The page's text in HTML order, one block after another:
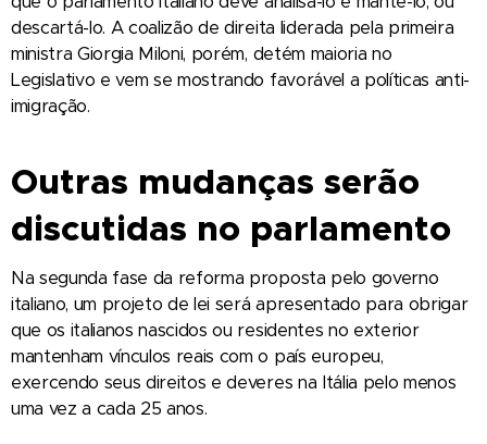
descartá-lo. A coalizão de direita liderada pela primeira
ministra Giorgia Miloni, porém, detém maioria no
Legislativo e vem se mostrando favorável a políticas anti-
imigração.
Outras mudanças serão
discutidas no parlamento
Na segunda fase da reforma proposta pelo governo
italiano, um projeto de lei será apresentado para obrigar
que os italianos nascidos ou residentes no exterior
mantenham vínculos reais com o país europeu,
exercendo seus direitos e deveres na Itália pelo menos
uma vez a cada 25 anos.